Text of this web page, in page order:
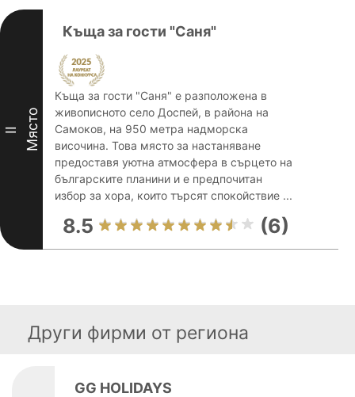
II Място
Къща за гости "Саня"
Къща за гости "Саня" е разположена в
живописното село Доспей, в района на
Самоков, на 950 метра надморска
височина. Това място за настаняване
предоставя уютна атмосфера в сърцето на
българските планини и е предпочитан
избор за хора, които търсят спокойствие ...
8.5 (6)
Други фирми от региона
GG HOLIDAYS